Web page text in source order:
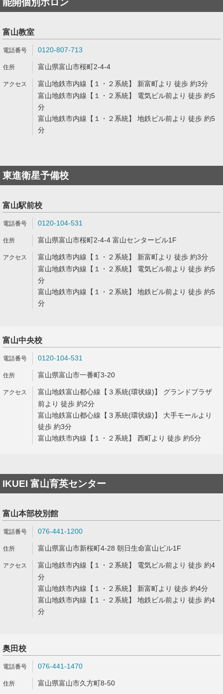
能開個別ホロン
富山教室
0120-807-713
富山県富山市桜町2-4-4
富山地鉄市内線【１・２系統】 新富町より 徒歩 約3分
富山地鉄市内線【１・２系統】 電気ビル前より 徒歩 約5
分
富山地鉄市内線【１・２系統】 地鉄ビル前より 徒歩 約5
分
東進衛星予備校
富山駅前校
0120-104-531
富山県富山市桜町2-4-4 富山センタービル1F
富山地鉄市内線【１・２系統】 新富町より 徒歩 約3分
富山地鉄市内線【１・２系統】 電気ビル前より 徒歩 約5
分
富山地鉄市内線【１・２系統】 地鉄ビル前より 徒歩 約5
分
富山中央校
0120-104-531
富山県富山市一番町3-20
富山地鉄富山都心線【３系統(環状線)】 グランドプラザ
前より 徒歩 約2分
富山地鉄富山都心線【３系統(環状線)】 大手モールより
徒歩 約3分
富山地鉄市内線【１・２系統】 西町より 徒歩 約5分
IKUEI 富山育英センター
富山本部校別館
076-441-1200
富山県富山市新桜町4-28 朝日生命富山ビル1F
富山地鉄市内線【１・２系統】 電気ビル前より 徒歩 約4
分
富山地鉄市内線【１・２系統】 新富町より 徒歩 約4分
富山地鉄市内線【１・２系統】 地鉄ビル前より 徒歩 約4
分
奥田校
076-441-1470
富山県富山市久方町8-50